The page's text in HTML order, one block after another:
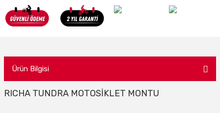
Ürün Bilgisi
RICHA TUNDRA MOTOSİKLET MONTU